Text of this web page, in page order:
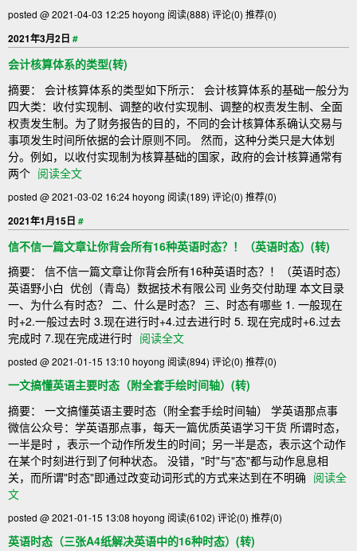
posted @ 2021-04-03 12:25 hoyong 阅读(888) 评论(0) 推荐(0)
2021年3月2日 #
会计核算体系的类型(转)
摘要： 会计核算体系的类型如下所示： 会计核算体系的基础一般分为
四大类：收付实现制、调整的收付实现制、调整的权责发生制、全面
权责发生制。为了财务报告的目的，不同的会计核算体系确认交易与
事项发生时间所依据的会计原则不同。 然而，这种分类只是大体划
分。例如，以收付实现制为核算基础的国家，政府的会计核算通常有
两个 阅读全文
posted @ 2021-03-02 16:24 hoyong 阅读(189) 评论(0) 推荐(0)
2021年1月15日 #
信不信一篇文章让你背会所有16种英语时态？！（英语时态）(转)
摘要： 信不信一篇文章让你背会所有16种英语时态？！（英语时态）
英语野小白 ​ 优创（青岛）数据技术有限公司 业务交付助理 本文目录
一、为什么有时态？ 二、什么是时态？ 三、时态有哪些 1. 一般现在
时+2.一般过去时 3.现在进行时+4.过去进行时 5. 现在完成时+6.过去
完成时 7.现在完成进行时 阅读全文
posted @ 2021-01-15 13:10 hoyong 阅读(894) 评论(0) 推荐(0)
一文搞懂英语主要时态（附全套手绘时间轴）(转)
摘要： 一文搞懂英语主要时态（附全套手绘时间轴） 学英语那点事
微信公众号：学英语那点事，每天一篇优质英语学习干货 所谓时态，
一半是时 ，表示一个动作所发生的时间；另一半是态，表示这个动作
在某个时刻进行到了何种状态。 没错，"时"与"态"都与动作息息相
关，而所谓"时态"即通过改变动词形式的方式来达到在不明确 阅读全
文
posted @ 2021-01-15 13:08 hoyong 阅读(6102) 评论(0) 推荐(0)
英语时态（三张A4纸解决英语中的16种时态）(转)